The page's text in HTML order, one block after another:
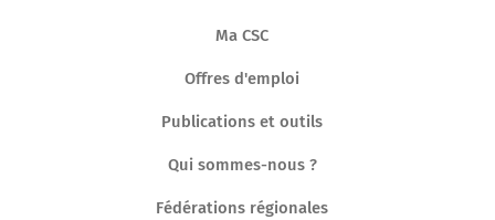
Ma CSC
Offres d'emploi
Publications et outils
Qui sommes-nous ?
Fédérations régionales